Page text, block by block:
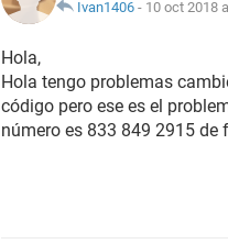
Ivan1406 - 10 oct 2018
Hola,
Hola tengo problemas
código pero ese es el
número es 833 849 2915